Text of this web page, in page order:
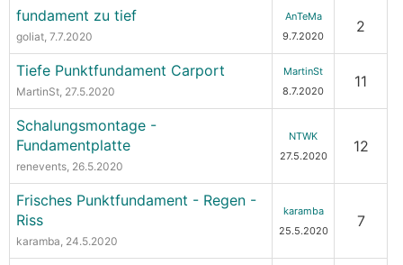
fundament zu tief
goliat, 7.7.2020
AnTeMa
9.7.2020
2
Tiefe Punktfundament Carport
MartinSt, 27.5.2020
MartinSt
8.7.2020
11
Schalungsmontage -
Fundamentplatte
renevents, 26.5.2020
NTWK
27.5.2020
12
Frisches Punktfundament - Regen -
Riss
karamba, 24.5.2020
karamba
25.5.2020
7